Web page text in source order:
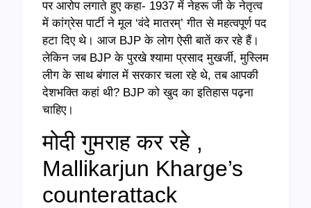
पर आरोप लगाते हुए कहा- 1937 में नेहरू जी के नेतृत्व
में कांग्रेस पार्टी ने मूल ‘वंदे मातरम्’ गीत से महत्वपूर्ण पद
हटा दिए थे। आज BJP के लोग ऐसी बातें कर रहे हैं।
लेकिन जब BJP के पुरखे श्यामा प्रसाद मुखर्जी, मुस्लिम
लीग के साथ बंगाल में सरकार चला रहे थे, तब आपकी
देशभक्ति कहां थी? BJP को खुद का इतिहास पढ़ना
चाहिए।
मोदी गुमराह कर रहे ,
Mallikarjun Kharge’s
counterattack